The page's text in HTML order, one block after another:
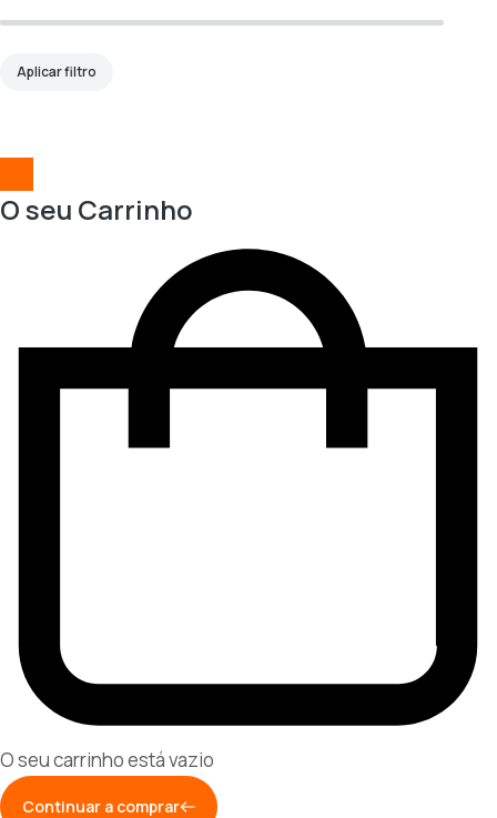
Aplicar filtro
O seu Carrinho
O seu carrinho está vazio
Continuar a comprar